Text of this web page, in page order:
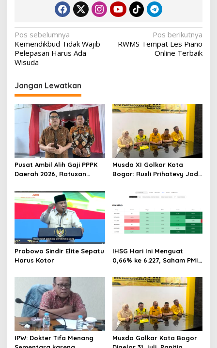
Navigasi
pos
Pos sebelumnya
Kemendikbud Tidak Wajib
Pelepasan Harus Ada
Wisuda
Pos berikutnya
RWMS Tempat Les Piano
Online Terbaik
Jangan Lewatkan
Pusat Ambil Alih Gaji PPPK
Daerah 2026, Ratusan
Musda XI Golkar Kota
Bogor: Rusli Prihatevy Jadi
Prabowo Sindir Elite Sepatu
Harus Kotor
IHSG Hari Ini Menguat
0,66% ke 6.227, Saham PMII,
28%! Ini Daftar Saham
Paling Cuan & Volume
Tertinggi 31 Juli 2026
IPW: Dokter Tifa Menang
Musda Golkar Kota Bogor